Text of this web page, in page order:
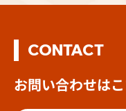
CONTACT
お問い合わせは